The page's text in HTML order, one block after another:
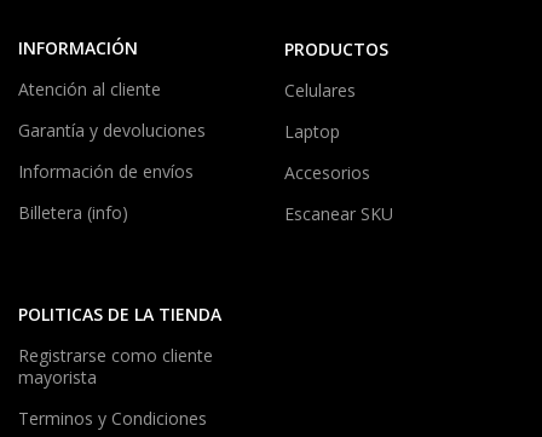
INFORMACIÓN
Atención al cliente
Garantía y devoluciones
Información de envíos
Billetera (info)
PRODUCTOS
Celulares
Laptop
Accesorios
Escanear SKU
POLITICAS DE LA TIENDA
Registrarse como cliente
mayorista
Terminos y Condiciones